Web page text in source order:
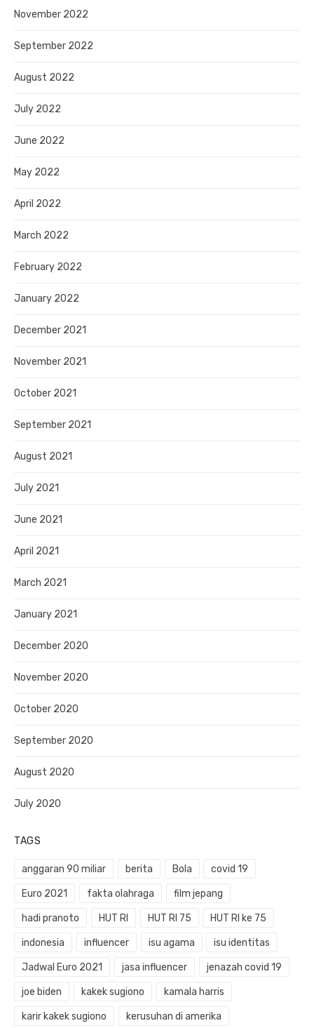
November 2022
September 2022
August 2022
July 2022
June 2022
May 2022
April 2022
March 2022
February 2022
January 2022
December 2021
November 2021
October 2021
September 2021
August 2021
July 2021
June 2021
April 2021
March 2021
January 2021
December 2020
November 2020
October 2020
September 2020
August 2020
July 2020
TAGS
anggaran 90 miliar berita Bola covid 19
Euro 2021 fakta olahraga film jepang
hadi pranoto HUT RI HUT RI 75 HUT RI ke 75
indonesia influencer isu agama isu identitas
Jadwal Euro 2021 jasa influencer jenazah covid 19
joe biden kakek sugiono kamala harris
karir kakek sugiono kerusuhan di amerika